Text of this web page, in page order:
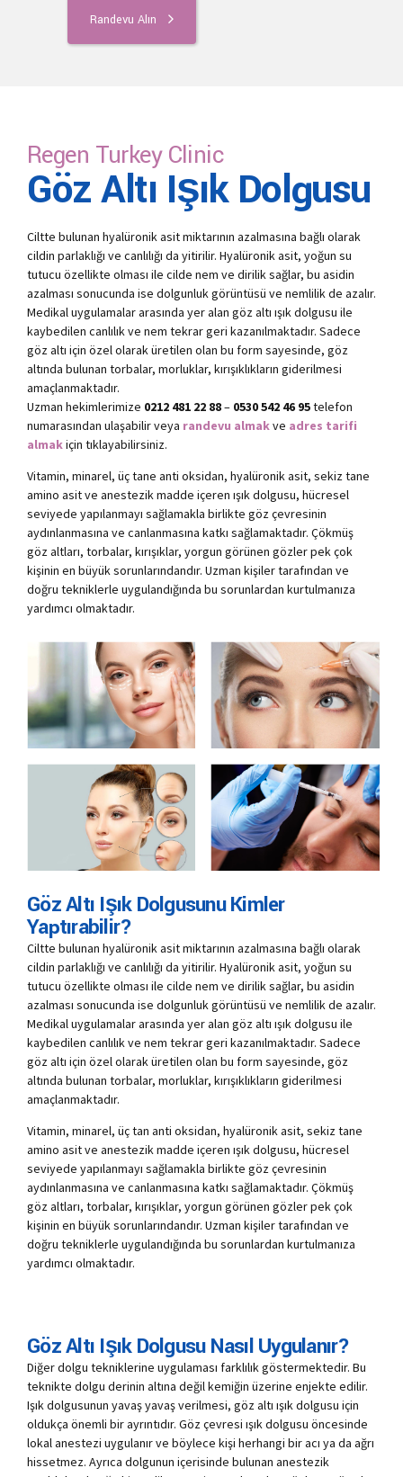
Randevu Alın
Regen Turkey Clinic
Göz Altı Işık Dolgusu
Ciltte bulunan hyalüronik asit miktarının azalmasına bağlı olarak
cildin parlaklığı ve canlılığı da yitirilir. Hyalüronik asit, yoğun su
tutucu özellikte olması ile cilde nem ve dirilik sağlar, bu asidin
azalması sonucunda ise dolgunluk görüntüsü ve nemlilik de azalır.
Medikal uygulamalar arasında yer alan göz altı ışık dolgusu ile
kaybedilen canlılık ve nem tekrar geri kazanılmaktadır. Sadece
göz altı için özel olarak üretilen olan bu form sayesinde, göz
altında bulunan torbalar, morluklar, kırışıklıkların giderilmesi
amaçlanmaktadır.
Uzman hekimlerimize 0212 481 22 88– 0530 542 46 95telefon
numarasından ulaşabilir veya randevu almakve adres tarifi
almakiçin tıklayabilirsiniz.
Vitamin, minarel, üç tane anti oksidan, hyalüronik asit, sekiz tane
amino asit ve anestezik madde içeren ışık dolgusu, hücresel
seviyede yapılanmayı sağlamakla birlikte göz çevresinin
aydınlanmasına ve canlanmasına katkı sağlamaktadır. Çökmüş
göz altları, torbalar, kırışıklar, yorgun görünen gözler pek çok
kişinin en büyük sorunlarındandır. Uzman kişiler tarafından ve
doğru tekniklerle uygulandığında bu sorunlardan kurtulmanıza
yardımcı olmaktadır.
Göz Altı Işık Dolgusunu Kimler
Yaptırabilir?
Ciltte bulunan hyalüronik asit miktarının azalmasına bağlı olarak
cildin parlaklığı ve canlılığı da yitirilir. Hyalüronik asit, yoğun su
tutucu özellikte olması ile cilde nem ve dirilik sağlar, bu asidin
azalması sonucunda ise dolgunluk görüntüsü ve nemlilik de azalır.
Medikal uygulamalar arasında yer alan göz altı ışık dolgusu ile
kaybedilen canlılık ve nem tekrar geri kazanılmaktadır. Sadece
göz altı için özel olarak üretilen olan bu form sayesinde, göz
altında bulunan torbalar, morluklar, kırışıklıkların giderilmesi
amaçlanmaktadır.
Vitamin, minarel, üç tan anti oksidan, hyalüronik asit, sekiz tane
amino asit ve anestezik madde içeren ışık dolgusu, hücresel
seviyede yapılanmayı sağlamakla birlikte göz çevresinin
aydınlanmasına ve canlanmasına katkı sağlamaktadır. Çökmüş
göz altları, torbalar, kırışıklar, yorgun görünen gözler pek çok
kişinin en büyük sorunlarındandır. Uzman kişiler tarafından ve
doğru tekniklerle uygulandığında bu sorunlardan kurtulmanıza
yardımcı olmaktadır.
Göz Altı Işık Dolgusu Nasıl Uygulanır?
Diğer dolgu tekniklerine uygulaması farklılık göstermektedir. Bu
teknikte dolgu derinin altına değil kemiğin üzerine enjekte edilir.
Işık dolgusunun yavaş yavaş verilmesi, göz altı ışık dolgusu için
oldukça önemli bir ayrıntıdır. Göz çevresi ışık dolgusu öncesinde
lokal anestezi uygulanır ve böylece kişi herhangi bir acı ya da ağrı
hissetmez. Ayrıca dolgunun içerisinde bulunan anestezik